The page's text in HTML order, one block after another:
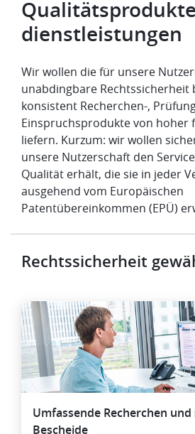
dienstleistungen
Wir wollen die für unsere
unabdingbare Rechtssicherheit
konsistent Recherchen-,
Einspruchsprodukte von hoher
liefern. Kurzum: wir wollen
unsere Nutzerschaft den
Qualität erhält, die sie in jeder
ausgehend vom Europäischen
Patentübereinkommen (EPÜ)
Rechtssicherheit
Umfassende Recherchen
Bescheide